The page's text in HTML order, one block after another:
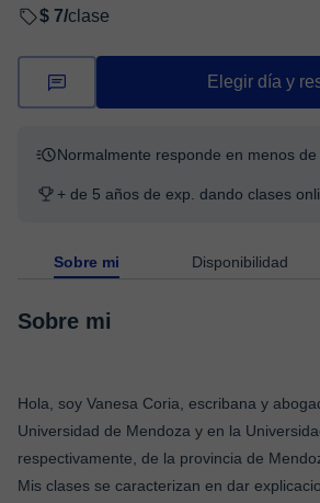
$ 7/clase
Elegir día y
Normalmente responde en menos
+ de 5 años de exp. dando clases
Sobre mi Disponibilidad
Sobre mi
Hola, soy Vanesa Coria, escribana y
Universidad de Mendoza y en la
respectivamente, de la provincia de
Mis clases se caracterizan en dar